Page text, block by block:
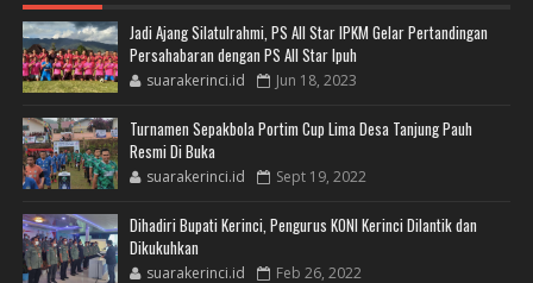
Jadi Ajang Silatulrahmi, PS All Star IPKM Gelar Pertandingan
Persahabaran dengan PS All Star Ipuh
suarakerinci.id Jun 18, 2023
Turnamen Sepakbola Portim Cup Lima Desa Tanjung Pauh
Resmi Di Buka
suarakerinci.id Sept 19, 2022
Dihadiri Bupati Kerinci, Pengurus KONI Kerinci Dilantik dan
Dikukuhkan
suarakerinci.id Feb 26, 2022